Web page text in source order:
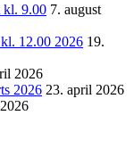
kl. 9.00 7. august
12.00 2026 19.
2026
2026 23. april 2026